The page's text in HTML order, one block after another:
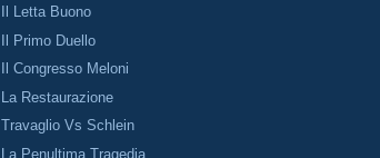
Il Letta Buono
Il Primo Duello
Il Congresso Meloni
La Restaurazione
Travaglio Vs Schlein
La Penultima Tragedia